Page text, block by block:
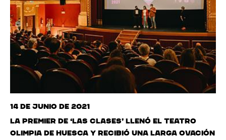
14 de junio de 2021
La premier de ‘Las clases’ llenó el Teatro
Olimpia de Huesca y recibió una larga ovación